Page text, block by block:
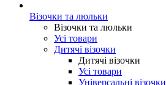
Візочки та люльки
Візочки та люльки
Усі товари
Дитячі візочки
Дитячі візочки
Усі товари
Універсальні візочки